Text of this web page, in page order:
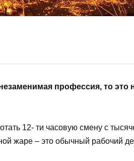
профессия, то это
12- ти часовую смену с
жаре – это обычный рабочий